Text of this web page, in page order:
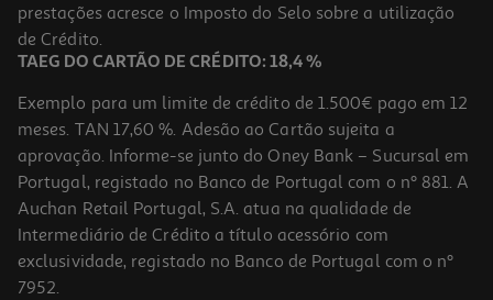
4,99 €
prestações acresce o Imposto do Selo sobre a utilização
de Crédito.
TAEG DO CARTÃO DE CRÉDITO: 18,4 %
Exemplo para um limite de crédito de 1.500€ pago em 12
meses. TAN 17,60 %. Adesão ao Cartão sujeita a
aprovação. Informe-se junto do Oney Bank – Sucursal em
Portugal, registado no Banco de Portugal com o nº 881. A
Auchan Retail Portugal, S.A. atua na qualidade de
Intermediário de Crédito a título acessório com
exclusividade, registado no Banco de Portugal com o nº
7952.